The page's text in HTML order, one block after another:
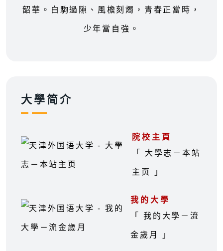
韶華。白駒過隙、風檐刻燭，青春正當時，
少年當自強。
大學简介
院校主頁
「 大學志－本站
主页 」
我的大學
「 我的大學－流
金歲月 」